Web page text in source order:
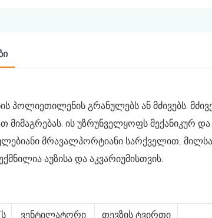
პოლიეთილენის გრანულებს ან მძივებს.
მიმაგრებას. ის უზრუნველყოფს მექანიკურ
მრავალპორტიანი სარქველით,
აუზისა და აკვარიუმისთვის.
ვენტილატორი
თევზის ტვირთი